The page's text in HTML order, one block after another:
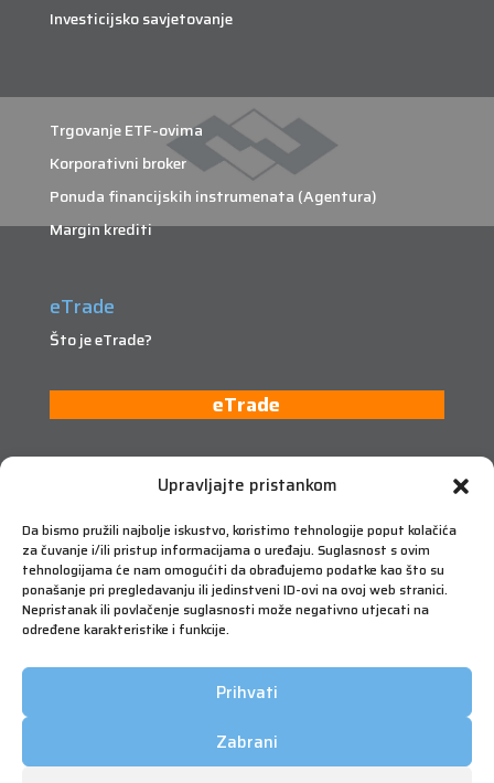
Upravljajte pristankom
Da bismo pružili najbolje iskustvo, koristimo tehnologije poput kolačića
za čuvanje i/ili pristup informacijama o uređaju. Suglasnost s ovim
tehnologijama će nam omogućiti da obrađujemo podatke kao što su
ponašanje pri pregledavanju ili jedinstveni ID-ovi na ovoj web stranici.
Nepristanak ili povlačenje suglasnosti može negativno utjecati na
određene karakteristike i funkcije.
Prihvati
Zabrani
Investicijsko savjetovanje
Trgovanje ETF-ovima
Korporativni broker
Ponuda financijskih instrumenata (Agentura)
Margin krediti
eTrade
Što je eTrade?
eTrade